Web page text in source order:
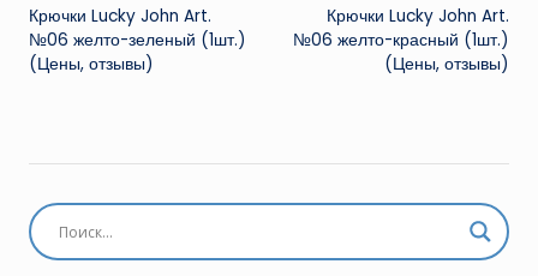
записи
Крючки Lucky John Art.
№06 желто-зеленый (1шт.)
(Цены, отзывы)
Крючки Lucky John Art.
№06 желто-красный (1шт.)
(Цены, отзывы)